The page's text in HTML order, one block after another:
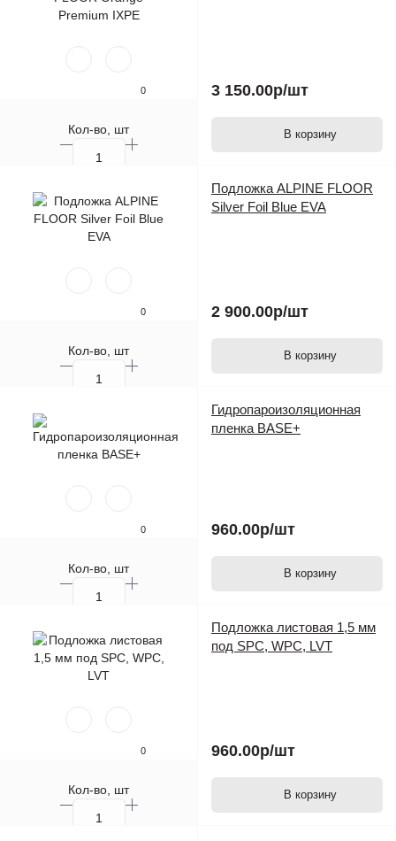
0
Кол-во, шт
3 150.00р/шт
В корзину
0
Кол-во, шт
Подложка ALPINE FLOOR
Silver Foil Blue EVA
2 900.00р/шт
В корзину
0
Кол-во, шт
Гидропароизоляционная
пленка BASE+
960.00р/шт
В корзину
0
Кол-во, шт
Подложка листовая 1,5 мм
под SPC, WPC, LVT
960.00р/шт
В корзину